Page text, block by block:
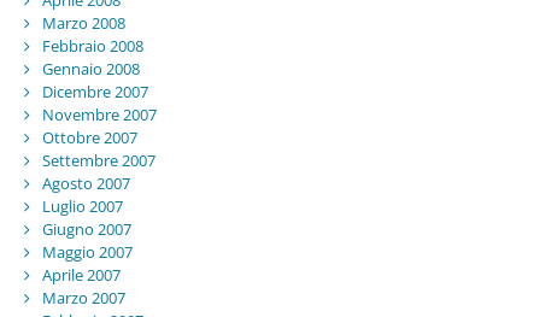
Marzo 2008
Febbraio 2008
Gennaio 2008
Dicembre 2007
Novembre 2007
Ottobre 2007
Settembre 2007
Agosto 2007
Luglio 2007
Giugno 2007
Maggio 2007
Aprile 2007
Marzo 2007